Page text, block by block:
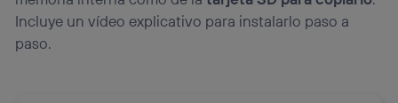
Incluye un vídeo explicativo para instalarlo paso a
paso.